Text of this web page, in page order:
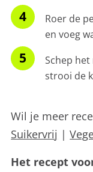
Roer de
en voeg
Schep
strooi de
Wil je meer
Suikervrij |
Het recept